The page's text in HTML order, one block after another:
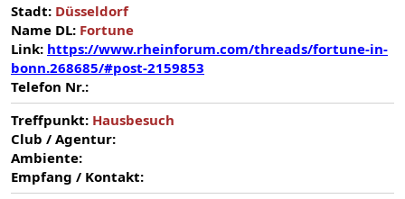
Stadt: Düsseldorf
Name DL: Fortune
Link: https://www.rheinforum.com/threads/fortune-in-
bonn.268685/#post-2159853
Telefon Nr.:
Treffpunkt: Hausbesuch
Club / Agentur:
Ambiente:
Empfang / Kontakt: